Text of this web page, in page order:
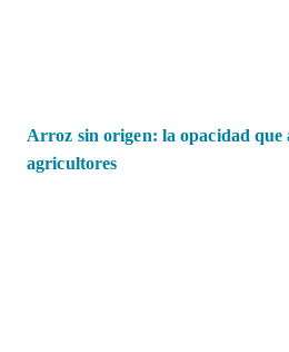
Arroz sin origen: la opacidad que
agricultores